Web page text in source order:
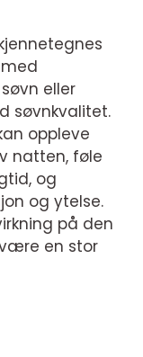
eller
søvnkvalitet.
oppleve
natten, føle
og
og ytelse.
på den
en stor